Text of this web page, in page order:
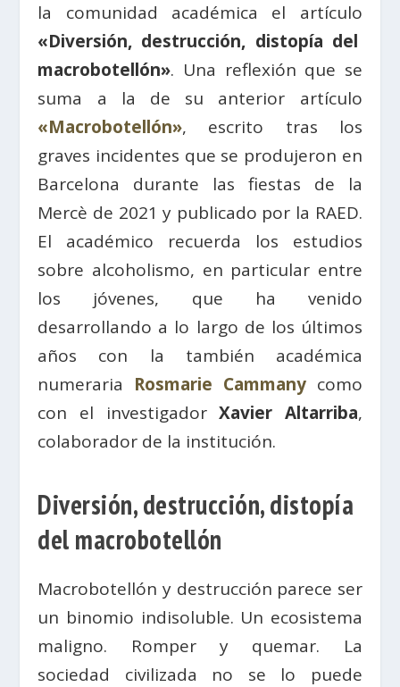
la comunidad académica el artículo
«Diversión, destrucción, distopía del
macrobotellón». Una reflexión que se
suma a la de su anterior artículo
«Macrobotellón», escrito tras los
graves incidentes que se produjeron en
Barcelona durante las fiestas de la
Mercè de 2021 y publicado por la RAED.
El académico recuerda los estudios
sobre alcoholismo, en particular entre
los jóvenes, que ha venido
desarrollando a lo largo de los últimos
años con la también académica
numeraria
Rosmarie Cammanycomo
con el investigadorXavier Altarriba,
colaborador de la institución.
Diversión, destrucción, distopía
del macrobotellón
Macrobotellón y destrucción parece ser
un binomio indisoluble. Un ecosistema
maligno. Romper y quemar. La
sociedad civilizada no se lo puede